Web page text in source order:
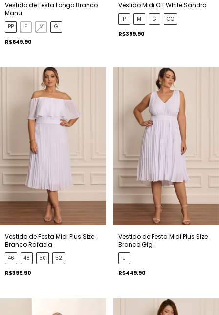
Vestido de Festa Longo Branco
Manu
PP P M G
R$649,90
Vestido Midi Off White Sandra
P M G GG
R$399,90
Vestido de Festa Midi Plus Size
Branco Rafaela
46 48 50 52
R$399,90
Vestido de Festa Midi Plus Size
Branco Gigi
U
R$449,90